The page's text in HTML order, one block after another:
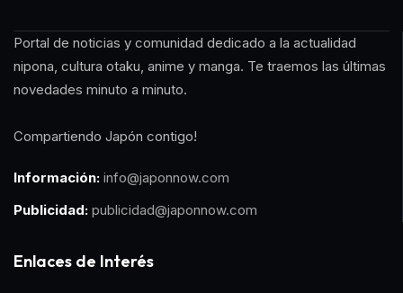
Portal de noticias y comunidad dedicado a la actualidad
nipona, cultura otaku, anime y manga. Te traemos las últimas
novedades minuto a minuto.
Compartiendo Japón contigo!
Información: info@japonnow.com
Publicidad: publicidad@japonnow.com
Enlaces de Interés